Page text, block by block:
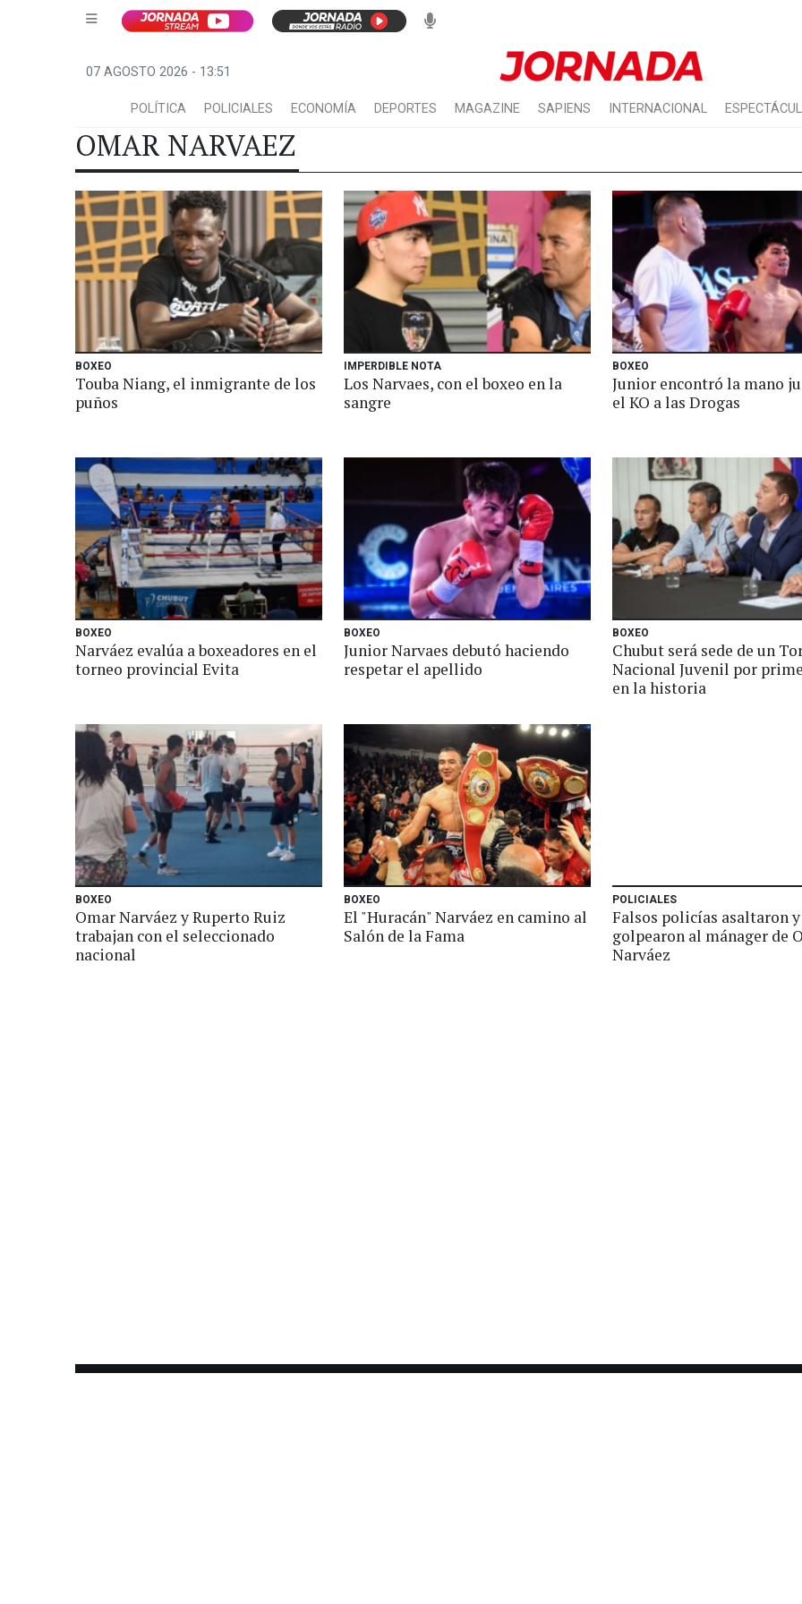
07 AGOSTO 2026 - 13:51
POLÍTICA POLICIALES ECONOMÍA DEPORTES MAGAZINE SAPIENS INTERNACIONAL
OMAR NARVAEZ
BOXEO
Touba Niang, el inmigrante de los
puños
IMPERDIBLE NOTA
Los Narvaes, con el boxeo en la
sangre
BOXEO
Junior encontró la mano
el KO a las Drogas
BOXEO
Narváez evalúa a boxeadores en el
torneo provincial Evita
BOXEO
Junior Narvaes debutó haciendo
respetar el apellido
BOXEO
Chubut será sede de un
Nacional Juvenil por
en la historia
BOXEO
Omar Narváez y Ruperto Ruiz
trabajan con el seleccionado
nacional
BOXEO
El "Huracán" Narváez en camino al
Salón de la Fama
POLICIALES
Falsos policías asaltaron y
golpearon al mánager de
Narváez